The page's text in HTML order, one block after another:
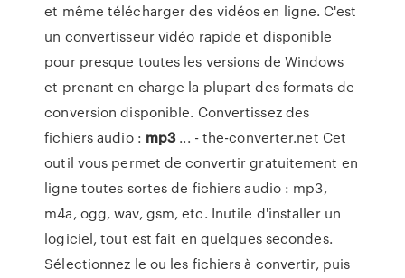
et même télécharger des vidéos en ligne. C'est
un convertisseur vidéo rapide et disponible
pour presque toutes les versions de Windows
et prenant en charge la plupart des formats de
conversion disponible. Convertissez des
fichiers audio : mp3... - the-converter.net Cet
outil vous permet de convertir gratuitement en
ligne toutes sortes de fichiers audio : mp3,
m4a, ogg, wav, gsm, etc. Inutile d'installer un
logiciel, tout est fait en quelques secondes.
Sélectionnez le ou les fichiers à convertir, puis